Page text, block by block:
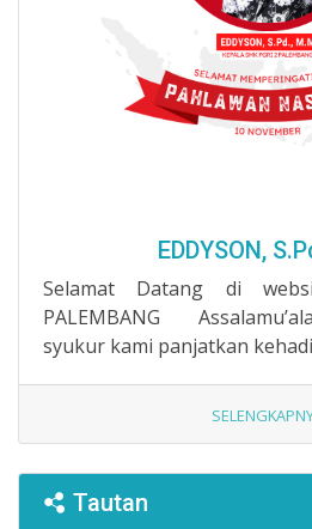
EDDYSON,
Selamat Datang di
PALEMBANG
syukur kami panjatkan
Tautan